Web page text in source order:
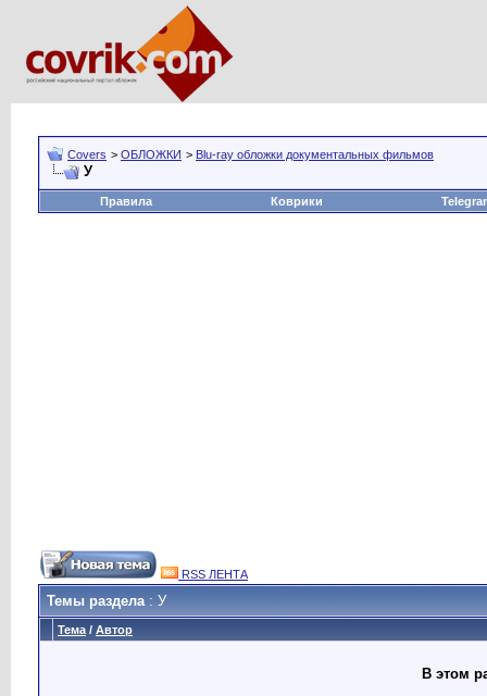
Covers > ОБЛОЖКИ > Blu-ray обложки документальных фильмов
У
Правила Коврики
RSS ЛЕНТА
Темы раздела: У
Тема / Автор
В этом